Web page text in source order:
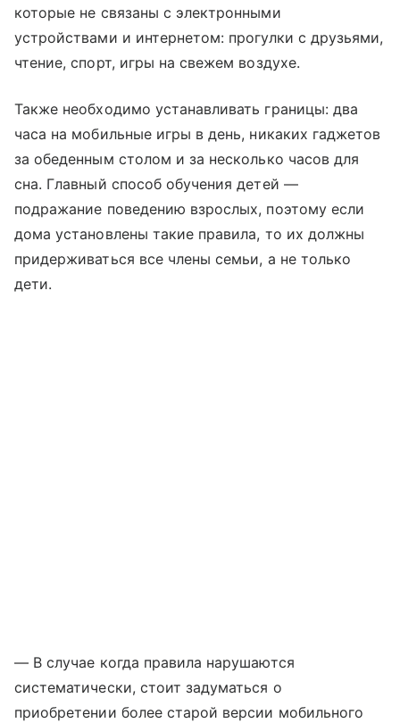
которые не связаны с электронными
устройствами и интернетом: прогулки с друзьями,
чтение, спорт, игры на свежем воздухе.
Также необходимо устанавливать границы: два
часа на мобильные игры в день, никаких гаджетов
за обеденным столом и за несколько часов для
сна. Главный способ обучения детей —
подражание поведению взрослых, поэтому если
дома установлены такие правила, то их должны
придерживаться все члены семьи, а не только
дети.
— В случае когда правила нарушаются
систематически, стоит задуматься о
приобретении более старой версии мобильного